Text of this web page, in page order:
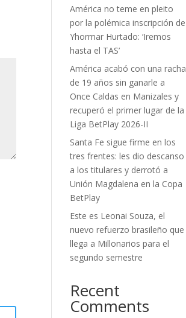
América no teme en pleito
por la polémica inscripción de
Yhormar Hurtado: ‘Iremos
hasta el TAS’
América acabó con una racha
de 19 años sin ganarle a
Once Caldas en Manizales y
recuperó el primer lugar de la
Liga BetPlay 2026-II
Santa Fe sigue firme en los
tres frentes: les dio descanso
a los titulares y derrotó a
Unión Magdalena en la Copa
BetPlay
Este es Leonai Souza, el
nuevo refuerzo brasileño que
llega a Millonarios para el
segundo semestre
Recent
Comments